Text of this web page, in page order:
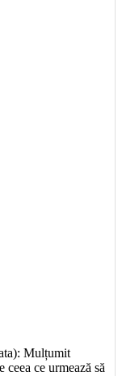
Mulțumit
ce urmează să